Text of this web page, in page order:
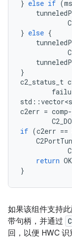
} else if (
} else {
}
c2_status_t
std ::
c2err = comp-
if (c2err ==
return OK
}
如果该组件支持
带句柄，并通过
回，以便 HWC 识